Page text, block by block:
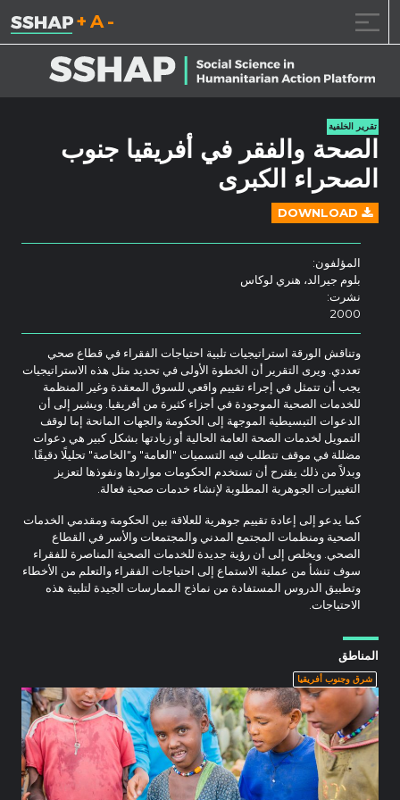
تقليل حجم الخط.
إعادة ضبط حجم
زيادة حجم
تقرير الخلفية
الصحة والفقر في أفريقيا جنوب
الصحراء الكبرى
DOWNLOAD
المؤلفون:
بلوم جيرالد، هنري لوكاس
نشرت:
2000
وتناقش الورقة استراتيجيات تلبية احتياجات الفقراء في قطاع صحي
تعددي. ويرى التقرير أن الخطوة الأولى في تحديد مثل هذه الاستراتيجيات
يجب أن تتمثل في إجراء تقييم واقعي للسوق المعقدة وغير المنظمة
للخدمات الصحية الموجودة في أجزاء كثيرة من أفريقيا. ويشير إلى أن
الدعوات التبسيطية الموجهة إلى الحكومة والجهات المانحة إما لوقف
التمويل لخدمات الصحة العامة الحالية أو زيادتها بشكل كبير هي دعوات
مضللة في موقف تتطلب فيه التسميات "العامة" و"الخاصة" تحليلًا دقيقًا.
وبدلاً من ذلك يقترح أن تستخدم الحكومات مواردها ونفوذها لتعزيز
التغييرات الجوهرية المطلوبة لإنشاء خدمات صحية فعالة.
كما يدعو إلى إعادة تقييم جوهرية للعلاقة بين الحكومة ومقدمي الخدمات
الصحية ومنظمات المجتمع المدني والمجتمعات والأسر في القطاع
الصحي. ويخلص إلى أن رؤية جديدة للخدمات الصحية المناصرة للفقراء
سوف تنشأ من عملية الاستماع إلى احتياجات الفقراء والتعلم من الأخطاء
وتطبيق الدروس المستفادة من نماذج الممارسات الجيدة لتلبية هذه
الاحتياجات.
المناطق
شرق وجنوب أفريقيا